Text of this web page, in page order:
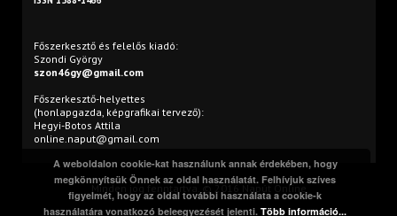
Főszerkesztő és felelős kiadó:
Szondi György
szon46gy@gmail.com
Főszerkesztő-helyettes
(honlapgazda, képgrafikai tervező):
Hegyi-Botos Attila
online.naput@gmail.com
Minden jog fenntartva. © 2016 Napút Online
A weboldalon cookie-kat használunk annak érdekében, hogy
megkönnyítsük Önnek az oldal használatát. Felhívjuk szíves
figyelmét, hogy az oldal további használata a cookie-k
használatára vonatkozó beleegyezését jelenti.Több információ...